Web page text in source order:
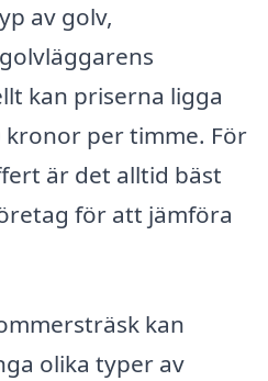
av golv,
kan priserna ligga
kronor per timme. För
är det alltid bäst
för att jämföra
kan
olika typer av